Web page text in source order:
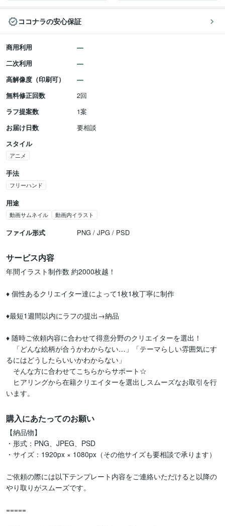
ココナラの安心保証
商用利用
二次利用
高解像度（印刷可）
無料修正回数
2回
ラフ提案数
1案
お届け日数
要相談
スタイル
アニメ
手法
フリーハンド
用途
動画サムネイル 動画内イラスト
ファイル形式 PNG / JPG / PSD
サービス内容
年間イラスト制作数 約2000枚越！
♦︎ 個性あるクリエイター達によって1枚1枚丁寧に制作
♦︎最短1週間以内にラフの提出→納品
♦︎ 随時ご依頼内容に合わせて得意分野のクリエイターを選出！
「どんな絵柄が合うかわからない…」「テーマらしい雰囲気にす
るにはどうしたらいいかわからない」
そんな方に合わせてこちらからサポート☆
ヒアリングから在籍クリエイターを選出しスムーズなお取引を行
います。
購入にあたってのお願い
【納品物】
・形式：PNG、JPEG、PSD
・サイズ：1920px × 1080px（その他サイズも要相談で承ります）
ご依頼の際には以下テンプレート内容をご連絡いただけると以降の
やり取りがスムーズです。
=====